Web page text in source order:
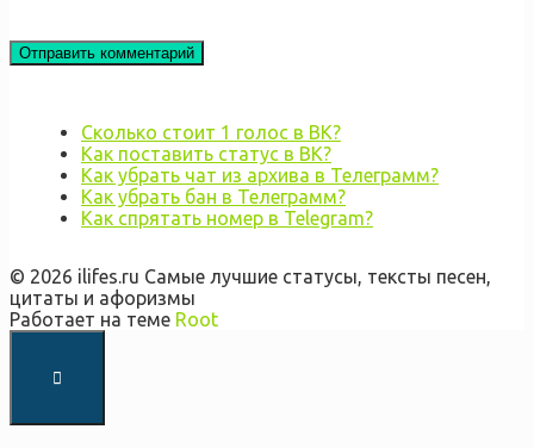
Сколько стоит 1 голос в ВК?
Как поставить статус в ВК?
Как убрать чат из архива в Телеграмм?
Как убрать бан в Телеграмм?
Как спрятать номер в Telegram?
© 2026 ilifes.ru Самые лучшие статусы, тексты песен,
цитаты и афоризмы
Работает на теме Root